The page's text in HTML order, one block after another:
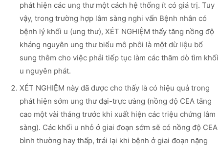
phát hiện các ung thư một cách hệ thống ít có giá trị. Tuy
vậy, trong trường hợp lâm sàng nghi vấn Bệnh nhân có
bệnh lý khối u (ung thư), XÉT NGHIỆM thấy tăng nồng độ
kháng nguyên ung thư biểu mô phôi là một dừ liệu bổ
sung thêm cho việc phải tiếp tục làm các thăm dò tìm khối
u nguyên phát.
XÉT NGHIỆM này đã được cho thấy là có hiệu quả trong
phát hiện sớm ung thư đại-trực ưàng (nồng độ CEA tăng
cao một vài tháng trước khi xuất hiện các triệu chứng lâm
sàng). Các khối u nhỏ ở giai đoạn sớm sẽ có nồng độ CEA
bình thường hay thấp, trái lại khi bệnh ở giai đoạn nặng